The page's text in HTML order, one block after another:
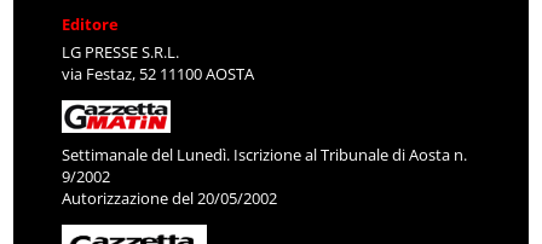
Editore
LG PRESSE S.R.L.
via Festaz, 52 11100 AOSTA
Settimanale del Lunedì. Iscrizione al Tribunale di Aosta n.
9/2002
Autorizzazione del 20/05/2002